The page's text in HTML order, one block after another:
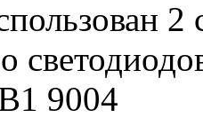
2
9004